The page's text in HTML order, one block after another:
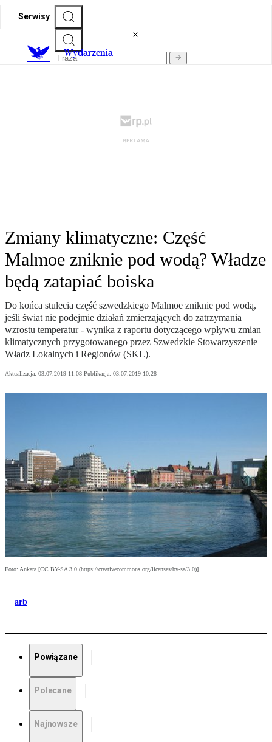
Serwisy
Wydarzenia
Zmiany klimatyczne: Część
Malmoe zniknie pod wodą? Władze
będą zatapiać boiska
Do końca stulecia część szwedzkiego Malmoe zniknie pod wodą,
jeśli świat nie podejmie działań zmierzających do zatrzymania
wzrostu temperatur - wynika z raportu dotyczącego wpływu zmian
klimatycznych przygotowanego przez Szwedzkie Stowarzyszenie
Władz Lokalnych i Regionów (SKL).
Aktualizacja: 03.07.2019 11:08 Publikacja: 03.07.2019 10:28
Foto: Ankara [CC BY-SA 3.0 (https://creativecommons.org/licenses/by-sa/3.0)]
arb
Powiązane
Polecane
Najnowsze